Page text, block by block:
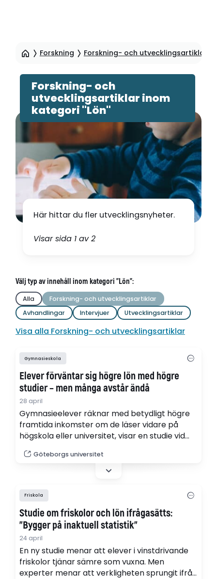
sidinnehåll
Forskning Forskning- och utvecklingsartiklar
Forskning- och
utvecklingsartiklar inom
kategori "Lön"
Här hittar du fler utvecklingsnyheter.
Visar sida 1 av 2
Välj typ av innehåll inom kategori "Lön":
Alla
Forskning- och utvecklingsartiklar
Avhandlingar
Intervjuer Utvecklingsartiklar
Visa alla Forskning- och utvecklingsartiklar
Gymnasieskola
Elever förväntar sig högre lön med högre
studier – men många avstår ändå
28 april
Gymnasieelever räknar med betydligt högre
framtida inkomster om de läser vidare på
högskola eller universitet, visar en studie vid
finns en stor spridning i elevernas förväntade
inkomster. Många elever avstår från
skulle löna sig ekonomiskt, vilket tyder på att
andra faktorer än…
Göteborgs universitet
Friskola
Studie om friskolor och lön ifrågasätts:
”Bygger på inaktuell statistik”
24 april
En ny studie menar att elever i vinstdrivande
friskolor tjänar sämre som vuxna. Men
experter menar att verkligheten sprungit ifrån